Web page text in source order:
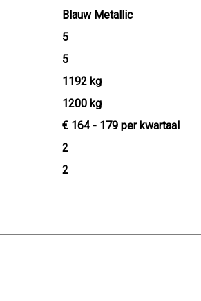
Blauw Metallic
5
5
1192 kg
1200 kg
€ 164 - 179 per kwartaal
2
2